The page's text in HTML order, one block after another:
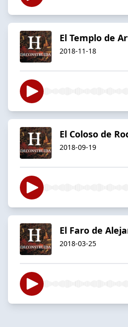
El Templo de
2018-11-18
El Coloso de
2018-09-19
El Faro de
2018-03-25